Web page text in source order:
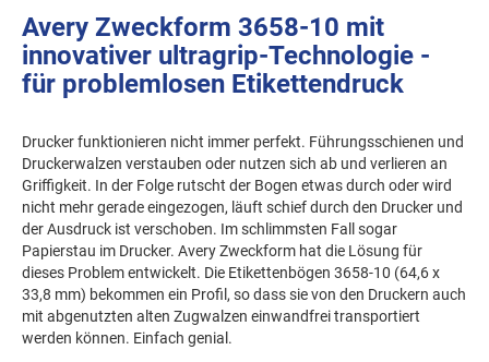
Avery Zweckform 3658-10 mit
innovativer ultragrip-Technologie -
für problemlosen Etikettendruck
Drucker funktionieren nicht immer perfekt. Führungsschienen und
Druckerwalzen verstauben oder nutzen sich ab und verlieren an
Griffigkeit. In der Folge rutscht der Bogen etwas durch oder wird
nicht mehr gerade eingezogen, läuft schief durch den Drucker und
der Ausdruck ist verschoben. Im schlimmsten Fall sogar
Papierstau im Drucker. Avery Zweckform hat die Lösung für
dieses Problem entwickelt. Die Etikettenbögen 3658-10 (64,6 x
33,8 mm) bekommen ein Profil, so dass sie von den Druckern auch
mit abgenutzten alten Zugwalzen einwandfrei transportiert
werden können. Einfach genial.